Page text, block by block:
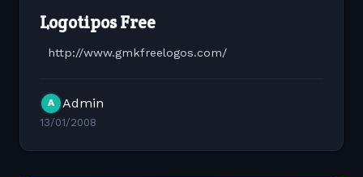
Logotipos Free
http://www.gmkfreelogos.com/
A Admin
13/01/2008